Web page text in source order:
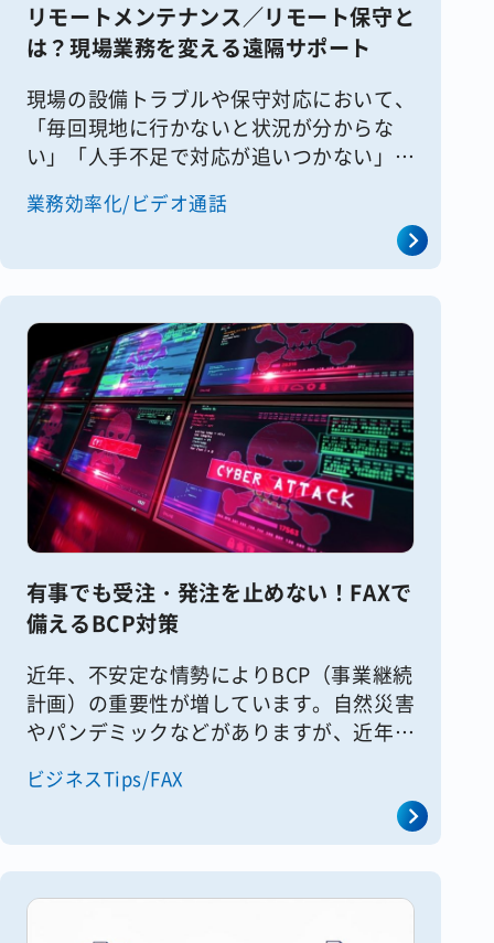
リモートメンテナンス／リモート保守と
は？現場業務を変える遠隔サポート
現場の設備トラブルや保守対応において、
「毎回現地に行かないと状況が分からな
い」「人手不足で対応が追いつかない」と
ません。 特に、設備・機器の保守や点
[&hellip;]
業務効率化/ビデオ通話
有事でも受注・発注を止めない！FAXで
備えるBCP対策
近年、不安定な情勢によりBCP（事業継続
計画）の重要性が増しています。自然災害
やパンデミックなどがありますが、近年は
販売で受発注が止まると、事業に極めて深
刻な損害を与えかねません。こ [&hellip;]
ビジネスTips/FAX